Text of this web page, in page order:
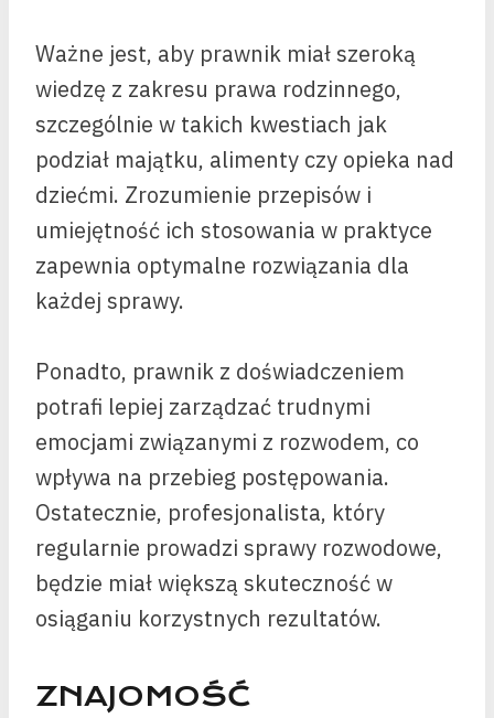
Ważne jest, aby prawnik miał szeroką
wiedzę z zakresu prawa rodzinnego,
szczególnie w takich kwestiach jak
podział majątku, alimenty czy opieka nad
dziećmi. Zrozumienie przepisów i
umiejętność ich stosowania w praktyce
zapewnia optymalne rozwiązania dla
każdej sprawy.
Ponadto, prawnik z doświadczeniem
potrafi lepiej zarządzać trudnymi
emocjami związanymi z rozwodem, co
wpływa na przebieg postępowania.
Ostatecznie, profesjonalista, który
regularnie prowadzi sprawy rozwodowe,
będzie miał większą skuteczność w
osiąganiu korzystnych rezultatów.
ZNAJOMOŚĆ